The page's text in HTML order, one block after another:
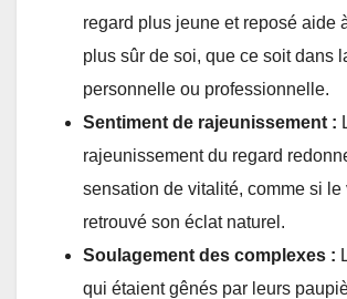
regard plus jeune et reposé aide
plus sûr de soi, que ce soit dans
personnelle ou professionnelle.
Sentiment de rajeunissement :
rajeunissement du regard
sensation de vitalité, comme si le
retrouvé son éclat naturel.
Soulagement des complexes :
qui étaient gênés par leurs